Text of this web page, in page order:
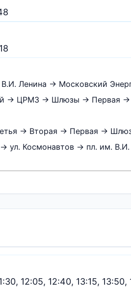
Ленина → Московский
→ ЦРМЗ → Шлюзы → Первая
→ Вторая → Первая →
Космонавтов → пл. им.
12:05, 12:40, 13:15, 13:50,